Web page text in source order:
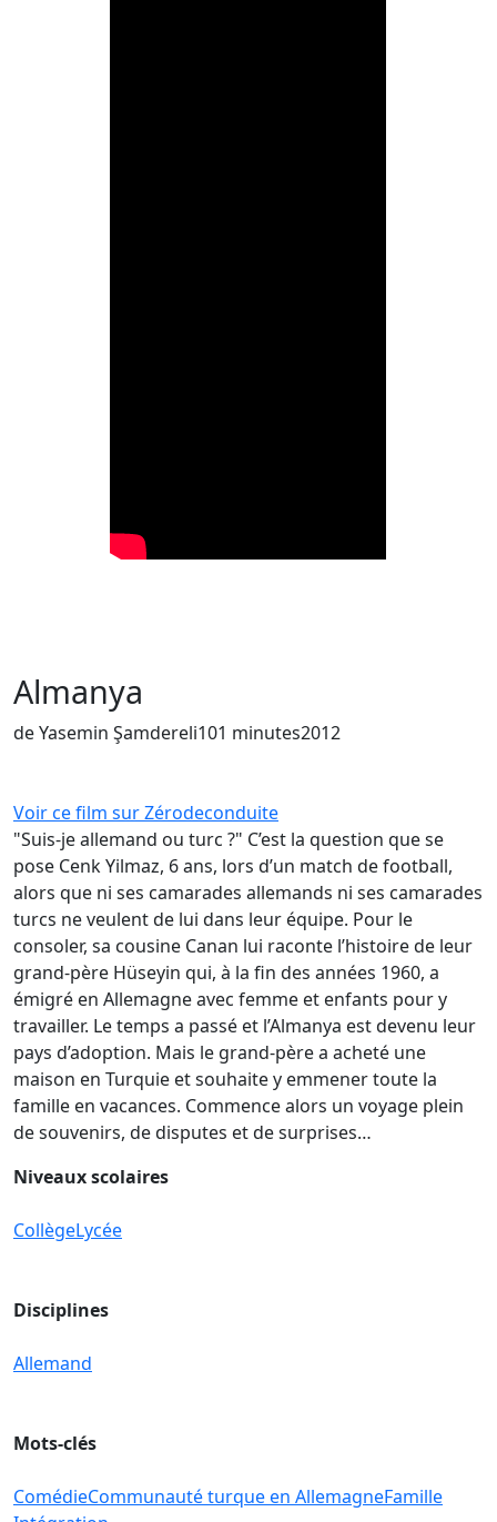
Almanya
de Yasemin Şamdereli101 minutes2012
Voir ce film sur Zérodeconduite
"Suis-je allemand ou turc ?" C’est la question que se
pose Cenk Yilmaz, 6 ans, lors d’un match de football,
alors que ni ses camarades allemands ni ses camarades
turcs ne veulent de lui dans leur équipe. Pour le
consoler, sa cousine Canan lui raconte l’histoire de leur
grand-père Hüseyin qui, à la fin des années 1960, a
émigré en Allemagne avec femme et enfants pour y
travailler. Le temps a passé et l’Almanya est devenu leur
pays d’adoption. Mais le grand-père a acheté une
maison en Turquie et souhaite y emmener toute la
famille en vacances. Commence alors un voyage plein
de souvenirs, de disputes et de surprises…
Niveaux scolaires
CollègeLycée
Disciplines
Allemand
Mots-clés
ComédieCommunauté turque en AllemagneFamille